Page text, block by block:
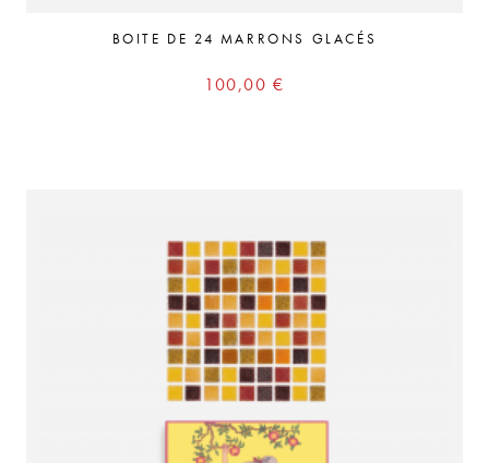
BOITE DE 24 MARRONS GLACÉS
Prix
100,00 €